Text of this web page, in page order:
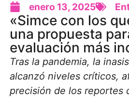
enero 13, 2025
«Simce con los
una propuesta
evaluación más
Tras la pandemia, la
alcanzó niveles críticos,
precisión de los reportes